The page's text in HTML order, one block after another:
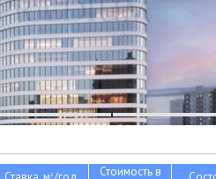
2 Стоимость в